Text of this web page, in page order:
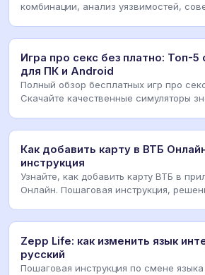
комбинации, анализ уязвимостей,
Игра про секс без платно: Топ-5
для ПК и Android
Полный обзор бесплатных игр про
Скачайте качественные симуляторы
Как добавить карту в ВТБ
инструкция
Узнайте, как добавить карту ВТБ в
Онлайн. Пошаговая инструкция,
Zepp Life: как изменить язык
русский
Пошаговая инструкция по смене